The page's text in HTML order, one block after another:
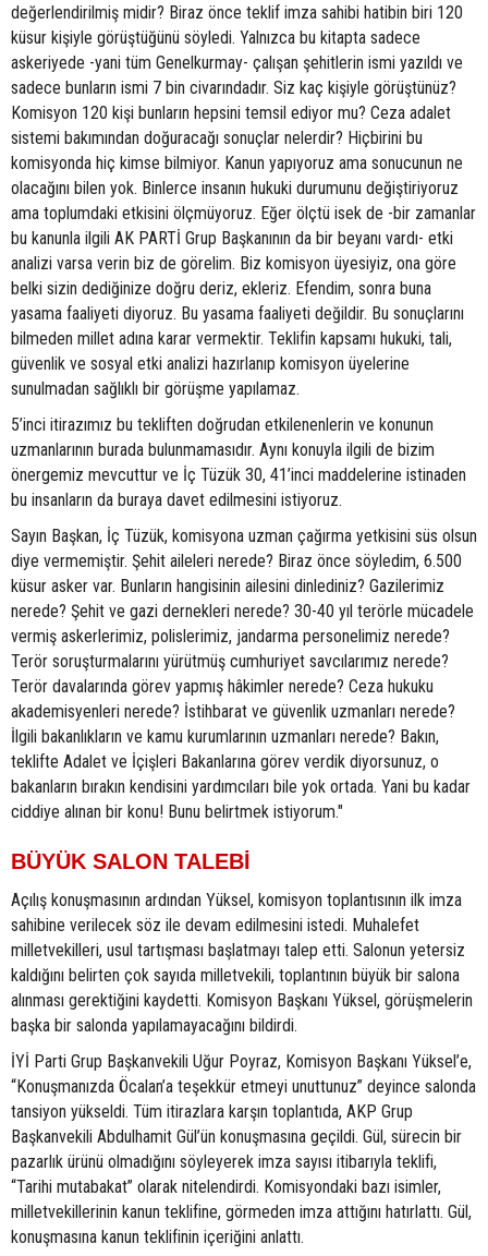
değerlendirilmiş midir? Biraz önce teklif imza sahibi hatibin biri 120
küsur kişiyle görüştüğünü söyledi. Yalnızca bu kitapta sadece
askeriyede -yani tüm Genelkurmay- çalışan şehitlerin ismi yazıldı ve
sadece bunların ismi 7 bin civarındadır. Siz kaç kişiyle görüştünüz?
Komisyon 120 kişi bunların hepsini temsil ediyor mu? Ceza adalet
sistemi bakımından doğuracağı sonuçlar nelerdir? Hiçbirini bu
komisyonda hiç kimse bilmiyor. Kanun yapıyoruz ama sonucunun ne
olacağını bilen yok. Binlerce insanın hukuki durumunu değiştiriyoruz
ama toplumdaki etkisini ölçmüyoruz. Eğer ölçtü isek de -bir zamanlar
bu kanunla ilgili AK PARTİ Grup Başkanının da bir beyanı vardı- etki
analizi varsa verin biz de görelim. Biz komisyon üyesiyiz, ona göre
belki sizin dediğinize doğru deriz, ekleriz. Efendim, sonra buna
yasama faaliyeti diyoruz. Bu yasama faaliyeti değildir. Bu sonuçlarını
bilmeden millet adına karar vermektir. Teklifin kapsamı hukuki, tali,
güvenlik ve sosyal etki analizi hazırlanıp komisyon üyelerine
sunulmadan sağlıklı bir görüşme yapılamaz.
5’inci itirazımız bu tekliften doğrudan etkilenenlerin ve konunun
uzmanlarının burada bulunmamasıdır. Aynı konuyla ilgili de bizim
önergemiz mevcuttur ve İç Tüzük 30, 41’inci maddelerine istinaden
bu insanların da buraya davet edilmesini istiyoruz.
Sayın Başkan, İç Tüzük, komisyona uzman çağırma yetkisini süs olsun
diye vermemiştir. Şehit aileleri nerede? Biraz önce söyledim, 6.500
küsur asker var. Bunların hangisinin ailesini dinlediniz? Gazilerimiz
nerede? Şehit ve gazi dernekleri nerede? 30-40 yıl terörle mücadele
vermiş askerlerimiz, polislerimiz, jandarma personelimiz nerede?
Terör soruşturmalarını yürütmüş cumhuriyet savcılarımız nerede?
Terör davalarında görev yapmış hâkimler nerede? Ceza hukuku
akademisyenleri nerede? İstihbarat ve güvenlik uzmanları nerede?
İlgili bakanlıkların ve kamu kurumlarının uzmanları nerede? Bakın,
teklifte Adalet ve İçişleri Bakanlarına görev verdik diyorsunuz, o
bakanların bırakın kendisini yardımcıları bile yok ortada. Yani bu kadar
ciddiye alınan bir konu! Bunu belirtmek istiyorum."
BÜYÜK SALON TALEBİ
Açılış konuşmasının ardından Yüksel, komisyon toplantısının ilk imza
sahibine verilecek söz ile devam edilmesini istedi. Muhalefet
milletvekilleri, usul tartışması başlatmayı talep etti. Salonun yetersiz
kaldığını belirten çok sayıda milletvekili, toplantının büyük bir salona
alınması gerektiğini kaydetti. Komisyon Başkanı Yüksel, görüşmelerin
başka bir salonda yapılamayacağını bildirdi.
İYİ Parti Grup Başkanvekili Uğur Poyraz, Komisyon Başkanı Yüksel’e,
“Konuşmanızda Öcalan’a teşekkür etmeyi unuttunuz” deyince salonda
tansiyon yükseldi. Tüm itirazlara karşın toplantıda, AKP Grup
Başkanvekili Abdulhamit Gül’ün konuşmasına geçildi. Gül, sürecin bir
pazarlık ürünü olmadığını söyleyerek imza sayısı itibarıyla teklifi,
“Tarihi mutabakat” olarak nitelendirdi. Komisyondaki bazı isimler,
milletvekillerinin kanun teklifine, görmeden imza attığını hatırlattı. Gül,
konuşmasına kanun teklifinin içeriğini anlattı.